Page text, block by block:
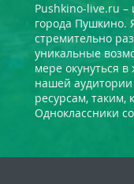
Pushkino-live.ru
города Пушкино.
стремительно
уникальные
мере окунуться
нашей
ресурсам, таким,
Одноклассники